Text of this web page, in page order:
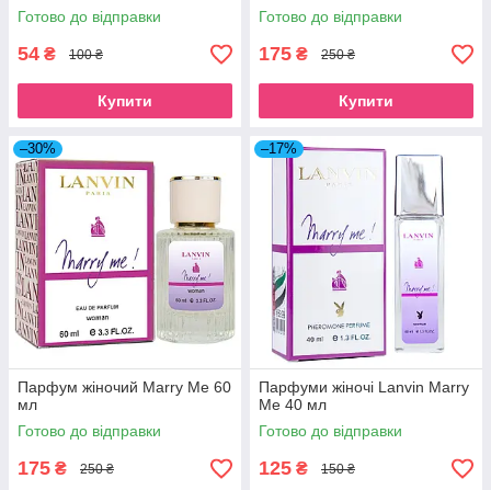
Готово до відправки
54 ₴ 100 ₴
Купити
Готово до відправки
175 ₴ 250 ₴
Купити
–30%
Парфум жіночий Marry Me 60
мл
Готово до відправки
175 ₴ 250 ₴
–17%
Парфуми жіночі Lanvin Marry
Me 40 мл
Готово до відправки
125 ₴ 150 ₴